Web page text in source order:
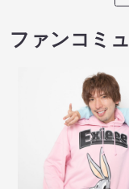
ファンコミ